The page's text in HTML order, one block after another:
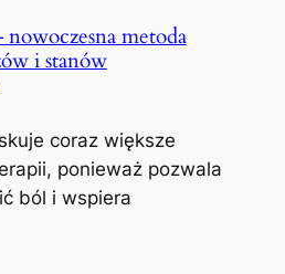
metoda
i stanów
coraz większe
ponieważ pozwala
ból i wspiera